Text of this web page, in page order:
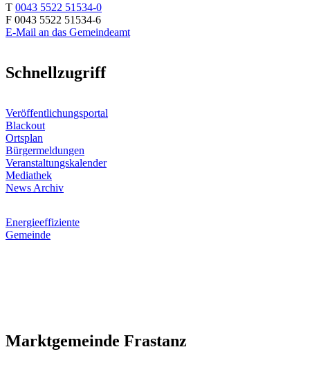
T 0043 5522 51534-0
F 0043 5522 51534-6
E-Mail an das Gemeindeamt
Schnellzugriff
Veröffentlichungsportal
Blackout
Ortsplan
Bürgermeldungen
Veranstaltungskalender
Mediathek
News Archiv
Energieeffiziente
Gemeinde
Marktgemeinde Frastanz